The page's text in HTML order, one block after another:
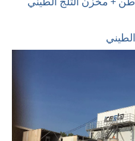
مصنع صنع الثلج الطيني 300 طن + مخزن الثلج الطيني